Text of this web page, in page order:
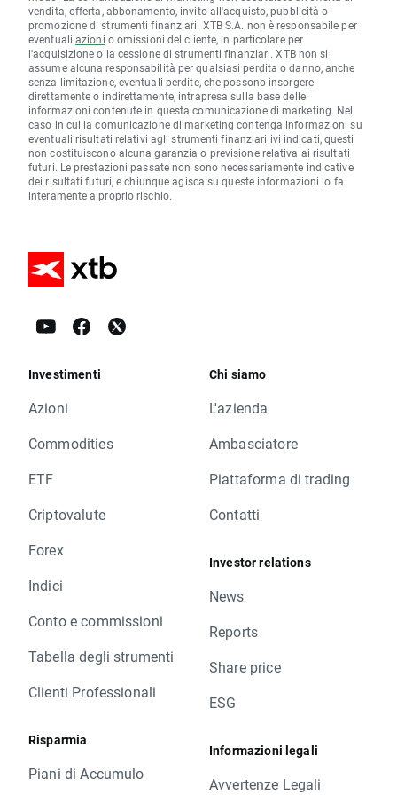
vendita, offerta, abbonamento, invito all'acquisto, pubblicità o
promozione di strumenti finanziari. XTB S.A. non è responsabile per
eventuali azioni o omissioni del cliente, in particolare per
l'acquisizione o la cessione di strumenti finanziari. XTB non si
assume alcuna responsabilità per qualsiasi perdita o danno, anche
senza limitazione, eventuali perdite, che possono insorgere
direttamente o indirettamente, intrapresa sulla base delle
informazioni contenute in questa comunicazione di marketing. Nel
caso in cui la comunicazione di marketing contenga informazioni su
eventuali risultati relativi agli strumenti finanziari ivi indicati, questi
non costituiscono alcuna garanzia o previsione relativa ai risultati
futuri. Le prestazioni passate non sono necessariamente indicative
dei risultati futuri, e chiunque agisca su queste informazioni lo fa
interamente a proprio rischio.
Investimenti
Azioni
Commodities
ETF
Criptovalute
Forex
Indici
Conto e commissioni
Tabella degli strumenti
Clienti Professionali
Risparmia
Piani di Accumulo
Chi siamo
L'azienda
Ambasciatore
Piattaforma di trading
Contatti
Investor relations
News
Reports
Share price
ESG
Informazioni legali
Avvertenze Legali